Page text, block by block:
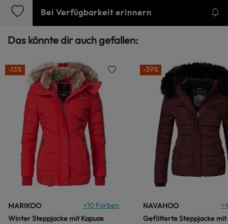
Bei Verfügbarkeit erinnern
Das könnte dir auch gefallen:
-13%
MARIKOO +10 Farben
Winter Steppjacke mit Kapuze
-39%
NAVAHOO +
Gefütterte Steppjacke mit